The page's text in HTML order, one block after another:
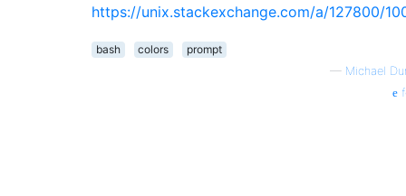
https://unix.stackexchange.com/a/127800/
bash colors
prompt
— Michael